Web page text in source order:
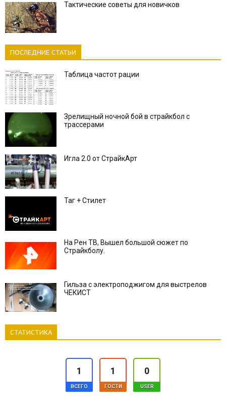
Тактические советы для новичков
ПОСЛЕДНИЕ СТАТЬИ
Таблица частот рации
Зрелищный ночной бой в страйкбол с
трассерами
Игла 2.0 от СтрайкАрт
Таг + Стилет
На Рен ТВ, Вышел большой сюжет по
Страйкболу.
Гильза с электроподжигом для выстрелов
ЧЕКИСТ
СТАТИСТИКА
1
ВСЕГО
1
ГОСТИ
0
USER